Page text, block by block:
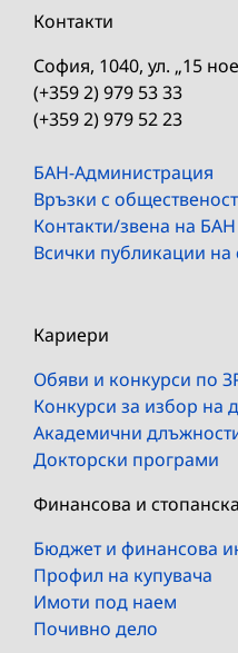
Контакти
София, 1040, ул. „15
(+359 2) 979 53 33
(+359 2) 979 52 23
БАН-Администрация
Връзки с
Контакти/звена на БАН
Всички публикации на
Кариери
Обяви и конкурси по
Конкурси за избор на
Академични
Докторски програми
Финансова и
Бюджет и финансова
Профил на купувача
Имоти под наем
Почивно дело